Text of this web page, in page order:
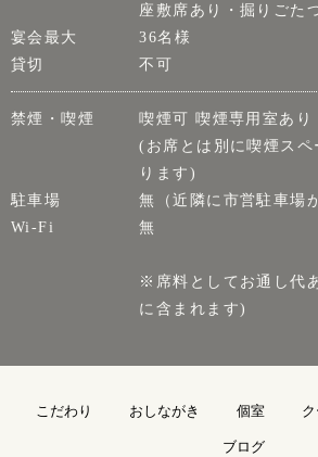
座敷席あり・掘りごた
宴会最大
36名様
貸切
不可
禁煙・喫煙
喫煙可 喫煙専用室あり
(お席とは別に喫煙ス
ります)
駐車場
無（近隣に市営駐車場
Wi-Fi
無
※席料としてお通し代
に含まれます)
こだわり おしながき 個室
ブログ